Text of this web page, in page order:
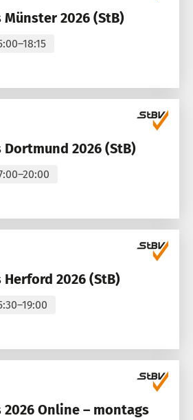
Münster 2026 (StB)
Dortmund 2026 (StB)
2026 (StB)
2026 Online – montags